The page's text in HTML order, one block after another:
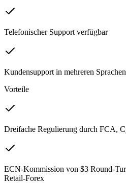
Telefonischer Support verfügbar
Kundensupport in mehreren Sprachen
Vorteile
Dreifache Regulierung durch FCA,
ECN-Kommission von $3 Round-
Retail-Forex